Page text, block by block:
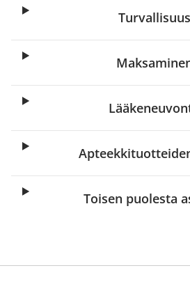
Turvallisuus
Toisen puolesta